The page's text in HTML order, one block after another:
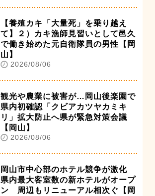
【養殖カキ「大量死」を乗り越え
て】２）カキ漁師見習いとして邑久
で働き始めた元自衛隊員の男性【岡
山】
2026/08/06
観光や農業に被害が…岡山後楽園で
県内初確認「クビアカツヤカミキ
リ」拡大防止へ県が緊急対策会議
【岡山】
2026/08/06
岡山市中心部のホテル競争が激化
県内最大客室数の新ホテルがオープ
ン 周辺もリニューアル相次ぐ【岡